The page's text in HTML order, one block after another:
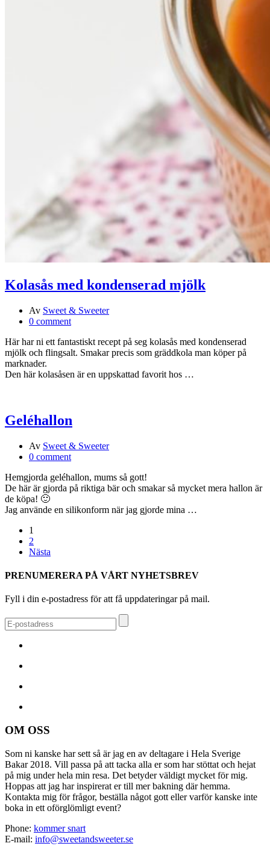
Kolasås med kondenserad mjölk
Av Sweet & Sweeter
0 comment
Här har ni ett fantastiskt recept på seg kolasås med kondenserad
mjölk och flingsalt. Smakar precis som gräddkola man köper på
marknader.
Den här kolasåsen är en uppskattad favorit hos …
Geléhallon
Av Sweet & Sweeter
0 comment
Hemgjorda geléhallon, mums så gott!
De här är gjorda på riktiga bär och smakar så mycket mera hallon är
de köpa! 🙂
Jag använde en silikonform när jag gjorde mina …
1
2
Nästa
PRENUMERERA PÅ VÅRT NYHETSBREV
Fyll i din e-postadress för att få uppdateringar på mail.
OM OSS
Som ni kanske har sett så är jag en av deltagare i Hela Sverige
Bakar 2018. Vill passa på att tacka alla er som har stöttat och hejat
på mig under hela min resa. Det betyder väldigt mycket för mig.
Hoppas att jag har inspirerat er till mer bakning där hemma.
Kontakta mig för frågor, beställa något gott eller varför kanske inte
boka in ett oförglömligt event?
Phone: kommer snart
E-mail: info@sweetandsweeter.se